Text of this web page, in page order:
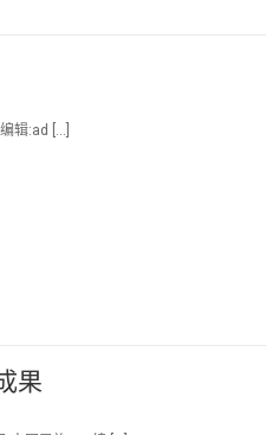
辑:ad […]
果